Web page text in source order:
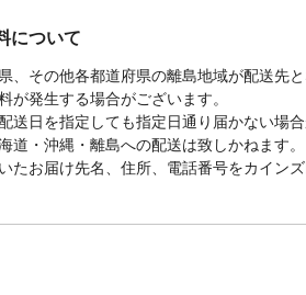
について
、その他各都道府県の離島地域が配送先
が発生する場合がございます。
送日を指定しても指定日通り届かない場合
道・沖縄・離島への配送は致しかねます。
たお届け先名、住所、電話番号をカイン